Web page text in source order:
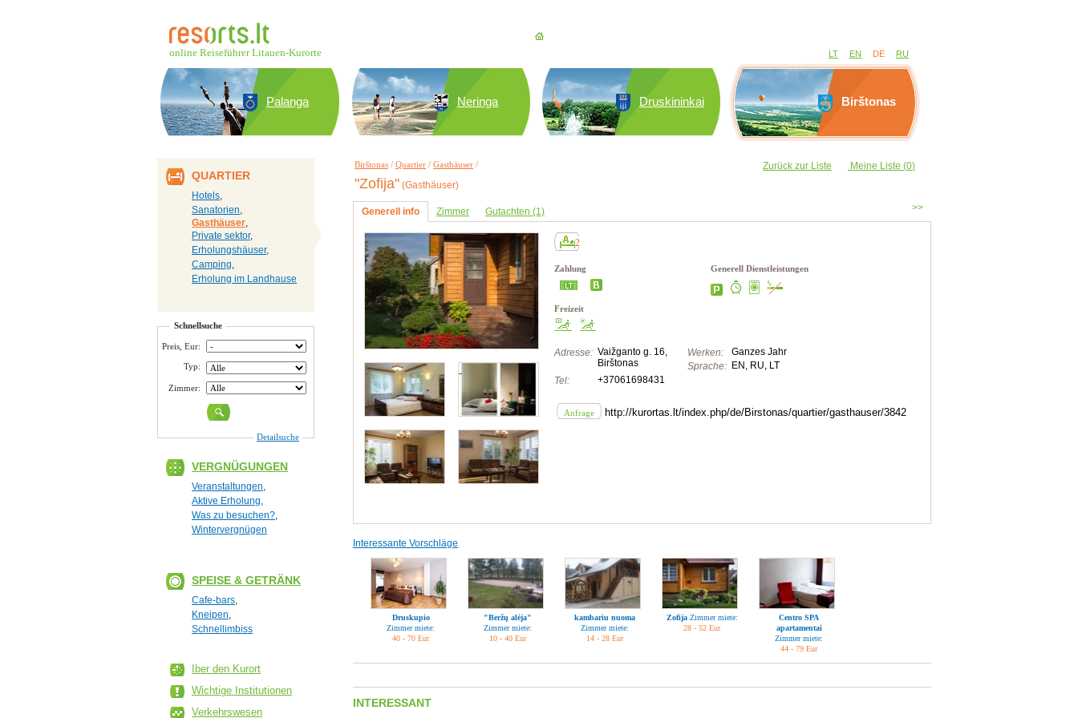
online Reiseführer Litauen-Kurorte LT EN DE RU
Palanga Neringa Druskininkai Birštonas
QUARTIER
Hotels,
Sanatorien,
Gasthäuser,
Private sektor,
Erholungshäuser,
Camping,
Erholung im Landhause
Schnellsuche
Preis, Eur:
Typ:
Zimmer:
Detailsuche
VERGNÜGUNGEN
Veranstaltungen,
Aktive Erholung,
Was zu besuchen?,
Wintervergnügen
SPEISE & GETRÄNK
Cafe-bars,
Kneipen,
Schnellimbiss
Iber den Kurort
Wichtige Institutionen
Verkehrswesen
Birštonas / Quartier / Gasthäuser / Zurück zur Liste Meine Liste (0)
"Zofija" (Gasthäuser)
Generell info Zimmer Gutachten (1) >>
2
Zahlung Generell Dienstleistungen
Freizeit
Adresse: Vaižganto g. 16,
Birštonas
Tel:
+37061698431
Werken:
Ganzes Jahr
Sprache: EN, RU, LT
Anfrage http://kurortas.lt/index.php/de/Birstonas/quartier/gasthauser/3842
Interessante Vorschläge
Druskupio
Zimmer miete:
40 - 70 Eur
"Beržų alėja"
Zimmer miete:
10 - 40 Eur
kambariu nuoma
Zimmer miete:
14 - 28 Eur
Zofija Zimmer miete:
28 - 52 Eur
Centro SPA
apartamentai
Zimmer miete:
44 - 79 Eur
INTERESSANT